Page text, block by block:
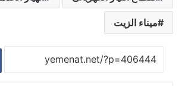
ميناء الزيت